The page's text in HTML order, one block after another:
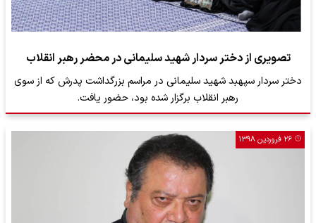
تصویری از دختر سردار شهید سلیمانی در محضر رهبر انقلاب
دختر سردار سپهبد شهید سلیمانی در مراسم بزرگداشت پدرش که از سوی
رهبر انقلاب برگزار شده بود، حضور یافت.
۲۶ فروردین ۱۳۹۸